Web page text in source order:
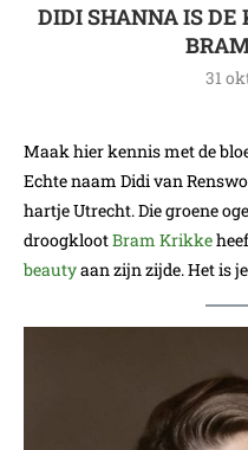
DIDI SHANNA IS
31
Maak hier kennis met de
Echte naam Didi van
hartje Utrecht. Die groene
droogklootBram Krikke
beautyaan zijn zijde. Het is